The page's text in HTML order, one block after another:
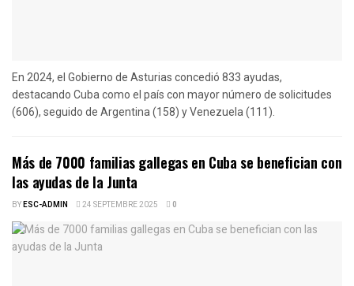
En 2024, el Gobierno de Asturias concedió 833 ayudas,
destacando Cuba como el país con mayor número de solicitudes
(606), seguido de Argentina (158) y Venezuela (111).
Más de 7000 familias gallegas en Cuba se benefician con
las ayudas de la Junta
BYESC-ADMIN 24 SEPTEMBRE 2025 0